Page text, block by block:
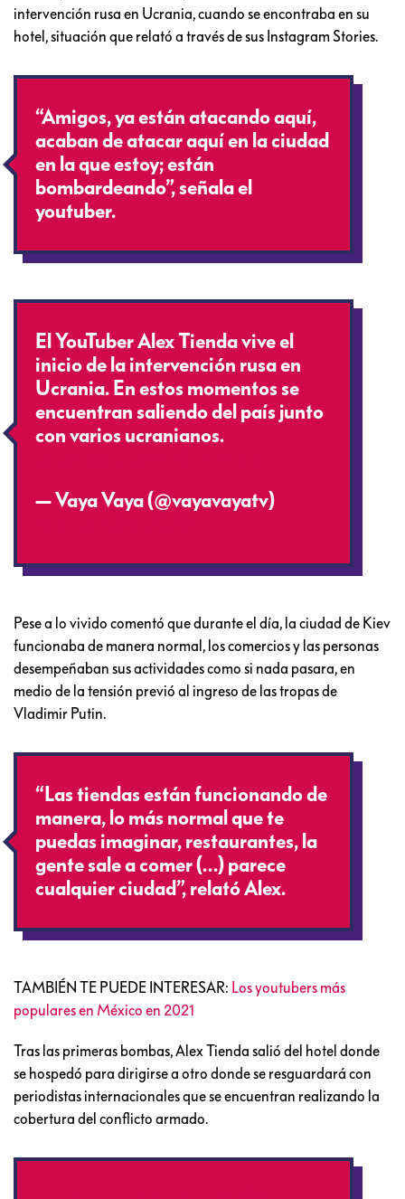
intervención rusa en Ucrania, cuando se encontraba en su
hotel, situación que relató a través de sus Instagram Stories.
“Amigos, ya están atacando aquí,
acaban de atacar aquí en la ciudad
en la que estoy; están
bombardeando”, señala el
youtuber.
El YouTuber Alex Tienda vive el
inicio de la intervención rusa en
Ucrania. En estos momentos se
encuentran saliendo del país junto
con varios ucranianos.
— Vaya Vaya (@vayavayatv)
Pese a lo vivido comentó que durante el día, la ciudad de Kiev
funcionaba de manera normal, los comercios y las personas
desempeñaban sus actividades como si nada pasara, en
medio de la tensión previó al ingreso de las tropas de
Vladimir Putin.
“Las tiendas están funcionando de
manera, lo más normal que te
puedas imaginar, restaurantes, la
gente sale a comer (…) parece
cualquier ciudad”, relató Alex.
TAMBIÉN TE PUEDE INTERESAR: Los youtubers más
populares en México en 2021
Tras las primeras bombas, Alex Tienda salió del hotel donde
se hospedó para dirigirse a otro donde se resguardará con
periodistas internacionales que se encuentran realizando la
cobertura del conflicto armado.